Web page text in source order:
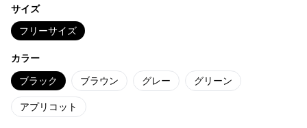
サイズ
フリーサイズ
カラー
ブラック ブラウン グレー グリーン
アプリコット